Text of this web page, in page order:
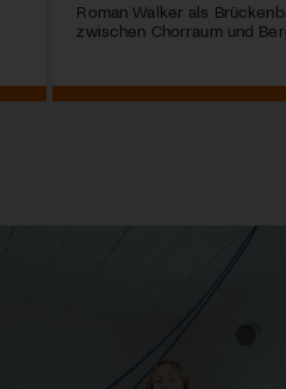
Roman Walker als
zwischen Chorraum und